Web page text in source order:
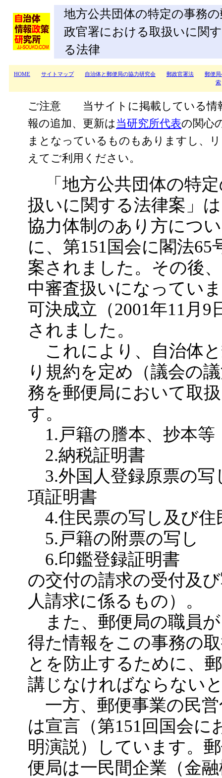
地方公共団体の特定の事務
政官署における取扱いに関す
る法律
HOME サイトマップ 自治体と郵便局の協力研究会 郵政官署法
郵便
索
ご注意 当サイトに掲載している情
報の追加、更新は 当研究所代表の関心
まとなっているものもありますし、
えてご利用ください。
「地方公共団体の特
扱いに関する法律案」
協力体制のあり方につ
に、第151国会に閣法65
案されました。その後
中審査扱いになってい
可決成立（2001年11月9
されました。
これにより、自治体
り規約を定め（議会の
務を郵便局において取
す。
1.戸籍の謄本、抄本等
2.納税証明書
3.外国人登録原票の写
項証明書
4.住民票の写し及び住
5.戸籍の附票の写し
6.印鑑登録証明書
の交付の請求の受付及
人請求に係るもの）。
また、郵便局の職員
得た情報をこの事務の
とを防止するために、
講じなければならない
一方、郵便事業の民
は宣言（第151回国会に
明演説）しています。
便局は一民間企業（金